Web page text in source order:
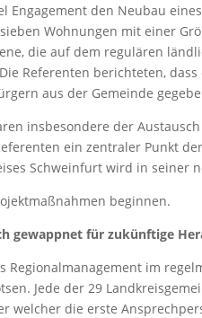
Engagement den Neubau
Wohnungen mit einer
die auf dem regulären
Referenten berichteten,
aus der Gemeinde
insbesondere der
ein zentraler Punkt
Schweinfurt wird in seiner
beginnen.
gewappnet für zukünftige
Regionalmanagement im
Jede der 29
welcher die erste